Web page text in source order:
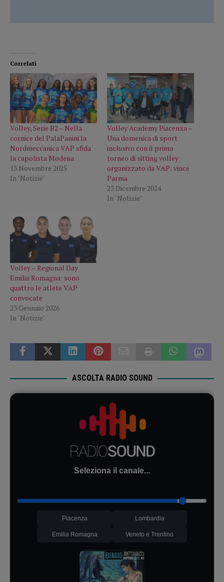
Correlati
Volley, Serie B2 – Nella
cornice del PalaPanini la
Nordmeccanica VAP sfida
la capolista Modena
13 Novembre 2025
In "Notizie"
Volley Academy Piacenza –
Una domenica di sport
inclusivo con il primo
torneo di sitting volley
organizzato da VAP: vince
Parma
23 Dicembre 2024
In "Notizie"
Volley – Regional Day
Emilia Romagna: sono
quattro le atlete VAP
convocate
23 Gennaio 2026
In "Notizie"
ASCOLTA RADIO SOUND
Seleziona il canale...
Piacenza Lombardia
Emilia Romagna Veneto e Trentino